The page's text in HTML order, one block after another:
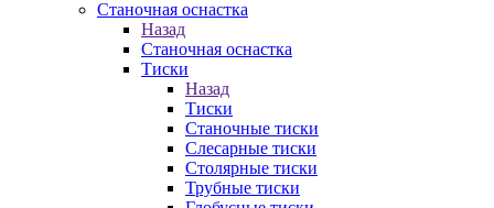
Станочная оснастка
Назад
Станочная оснастка
Тиски
Назад
Тиски
Станочные тиски
Слесарные тиски
Столярные тиски
Трубные тиски